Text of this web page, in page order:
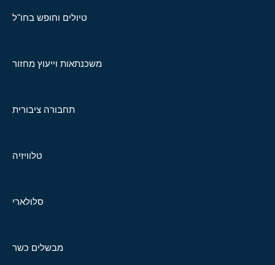
טיולים וחופש בחו"ל
משכנתאות וייעוץ מחזור
תחבורה ציבורית
טלוויזיה
סלולארי
מבשלים כשר